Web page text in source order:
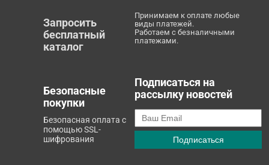
Запросить
бесплатный
каталог
Принимаем к оплате любые
виды платежей.
Работаем с безналичными
платежами.
Безопасные
покупки
Безопасная оплата с
помощью SSL-
шифрования
Подписаться на
рассылку новостей